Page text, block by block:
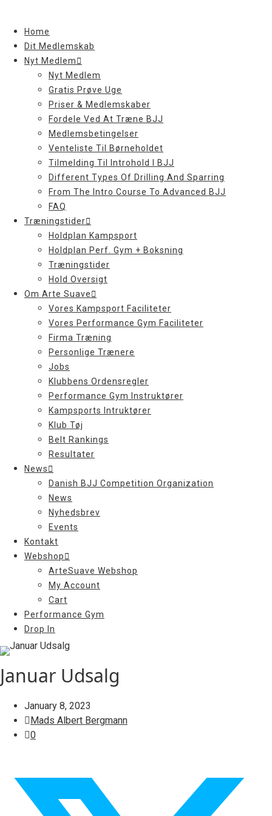
contentHome
Dit Medlemskab
Nyt Medlem
Nyt Medlem
Gratis Prøve Uge
Priser & Medlemskaber
Fordele Ved At Træne BJJ
Medlemsbetingelser
Venteliste Til Børneholdet
Tilmelding Til Introhold I BJJ
Different Types Of Drilling And Sparring
From The Intro Course To Advanced BJJ
FAQ
Træningstider
Holdplan Kampsport
Holdplan Perf. Gym + Boksning
Træningstider
Hold Oversigt
Om Arte Suave
Vores Kampsport Faciliteter
Vores Performance Gym Faciliteter
Firma Træning
Personlige Trænere
Jobs
Klubbens Ordensregler
Performance Gym Instruktører
Kampsports Intruktører
Klub Tøj
Belt Rankings
Resultater
News
Danish BJJ Competition Organization
News
Nyhedsbrev
Events
Kontakt
Webshop
ArteSuave Webshop
My Account
Cart
Performance Gym
Drop In
Januar Udsalg
January 8, 2023
Mads Albert Bergmann
0